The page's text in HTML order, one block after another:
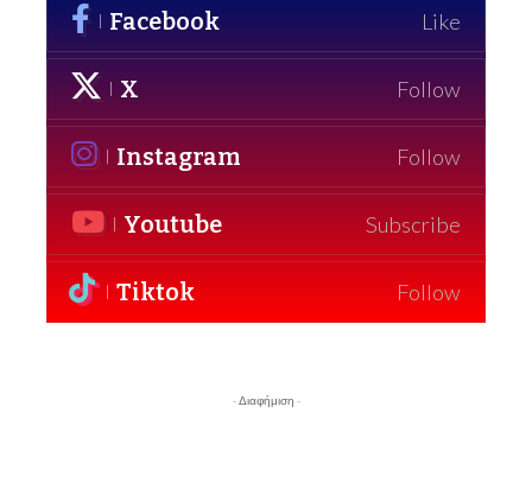
Facebook Like
X Follow
Instagram Follow
Youtube Subscribe
Tiktok Follow
- Διαφήμιση -